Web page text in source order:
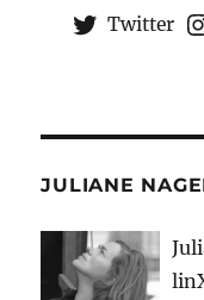
Twitter
JULIANE